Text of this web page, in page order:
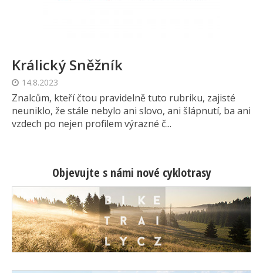
Králický Sněžník
14.8.2023
Znalcům, kteří čtou pravidelně tuto rubriku, zajisté
neuniklo, že stále nebylo ani slovo, ani šlápnutí, ba ani
vzdech po nejen profilem výrazné č...
Objevujte s námi nové cyklotrasy